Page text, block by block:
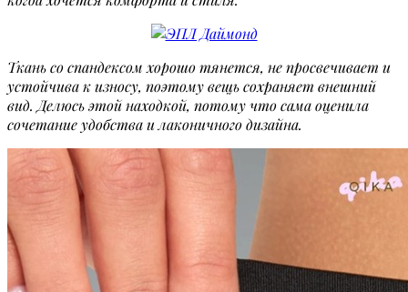
Ткань со спандексом хорошо тянется, не просвечивает и
устойчива к износу, поэтому вещь сохраняет внешний
вид. Делюсь этой находкой, потому что сама оценила
сочетание удобства и лаконичного дизайна.